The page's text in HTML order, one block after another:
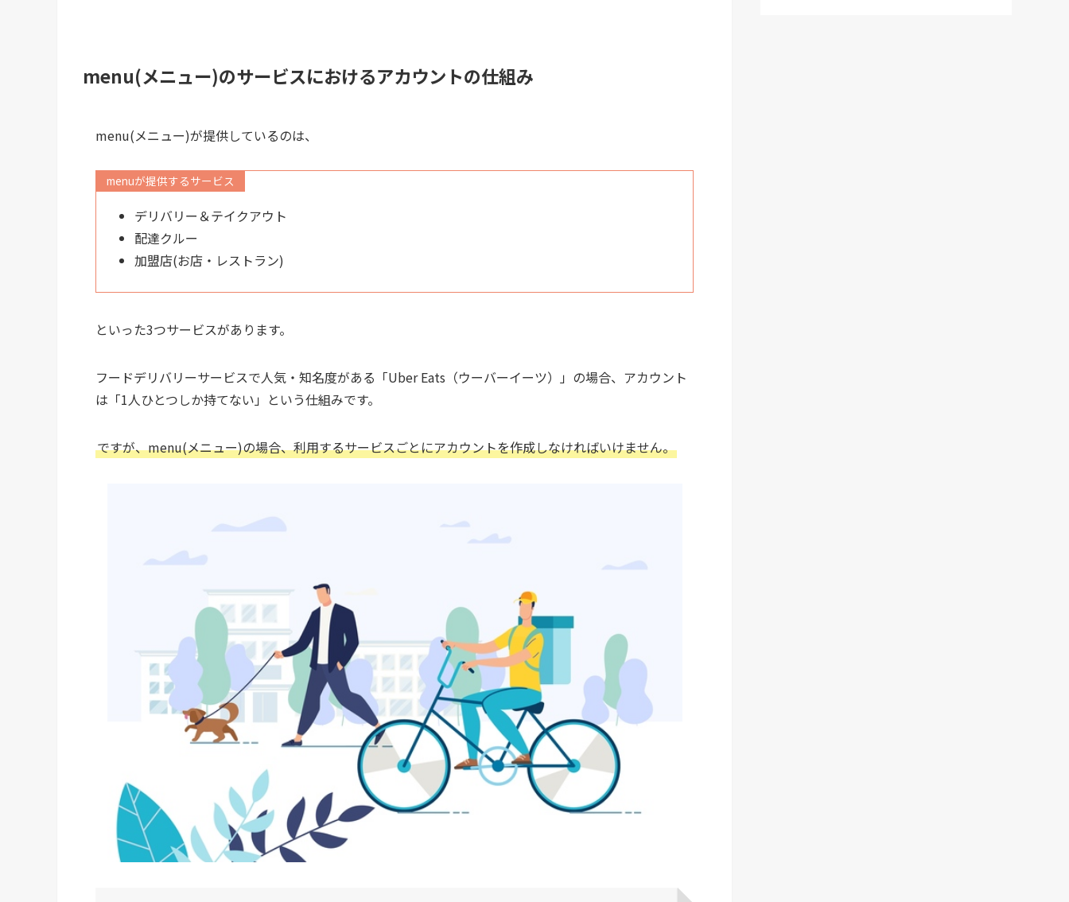
menu(メニュー)のサービスにおけるアカウントの仕組み
menu(メニュー)が提供しているのは、
menuが提供するサービス
デリバリー＆テイクアウト
配達クルー
加盟店(お店・レストラン)
といった3つサービスがあります。
フードデリバリーサービスで人気・知名度がある「Uber Eats（ウーバーイーツ）」の場合、アカウント
は「1人ひとつしか持てない」という仕組みです。
ですが、menu(メニュー)の場合、利用するサービスごとにアカウントを作成しなければいけません。